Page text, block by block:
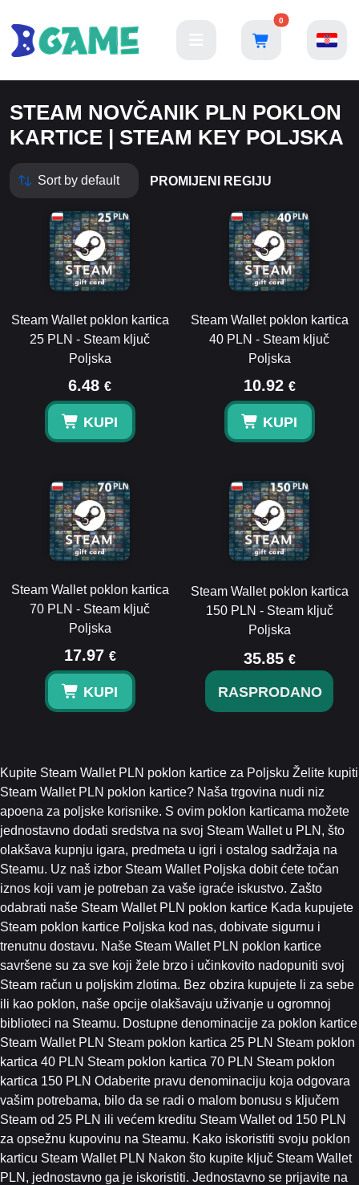
0
STEAM NOVČANIK PLN POKLON
KARTICE | STEAM KEY POLJSKA
PROMIJENI REGIJU
Steam Wallet poklon kartica
25 PLN - Steam ključ
Poljska
6.48 €
KUPI
Steam Wallet poklon kartica
40 PLN - Steam ključ
Poljska
10.92 €
KUPI
Steam Wallet poklon kartica
70 PLN - Steam ključ
Poljska
17.97 €
KUPI
Steam Wallet poklon kartica
150 PLN - Steam ključ
Poljska
35.85 €
RASPRODANO
Kupite Steam Wallet PLN poklon kartice za Poljsku Želite kupiti
Steam Wallet PLN poklon kartice? Naša trgovina nudi niz
apoena za poljske korisnike. S ovim poklon karticama možete
jednostavno dodati sredstva na svoj Steam Wallet u PLN, što
olakšava kupnju igara, predmeta u igri i ostalog sadržaja na
Steamu. Uz naš izbor Steam Wallet Poljska dobit ćete točan
iznos koji vam je potreban za vaše igraće iskustvo. Zašto
odabrati naše Steam Wallet PLN poklon kartice Kada kupujete
Steam poklon kartice Poljska kod nas, dobivate sigurnu i
trenutnu dostavu. Naše Steam Wallet PLN poklon kartice
savršene su za sve koji žele brzo i učinkovito nadopuniti svoj
Steam račun u poljskim zlotima. Bez obzira kupujete li za sebe
ili kao poklon, naše opcije olakšavaju uživanje u ogromnoj
biblioteci na Steamu. Dostupne denominacije za poklon kartice
Steam Wallet PLN Steam poklon kartica 25 PLN Steam poklon
kartica 40 PLN Steam poklon kartica 70 PLN Steam poklon
kartica 150 PLN Odaberite pravu denominaciju koja odgovara
vašim potrebama, bilo da se radi o malom bonusu s ključem
Steam od 25 PLN ili većem kreditu Steam Wallet od 150 PLN
za opsežnu kupovinu na Steamu. Kako iskoristiti svoju poklon
karticu Steam Wallet PLN Nakon što kupite ključ Steam Wallet
PLN, jednostavno ga je iskoristiti. Jednostavno se prijavite na